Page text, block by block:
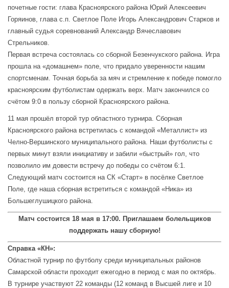
почетные гости: глава Красноярского района Юрий Алексеевич
Горяинов, глава с.п. Светлое Поле Игорь Александрович Старков и
главный судья соревнований Александр Вячеславович
Стрельников.
Первая встреча состоялась со сборной Безенчукского района. Игра
прошла на «домашнем» поле, что придало уверенности нашим
спортсменам. Точная борьба за мяч и стремление к победе помогло
красноярским футболистам одержать верх. Матч закончился со
счётом 9:0 в пользу сборной Красноярского района.
11 мая прошёл второй тур областного турнира. Сборная
Красноярского района встретилась с командой «Металлист» из
Челно-Вершинского муниципального района. Наши футболисты с
первых минут взяли инициативу и забили «быстрый» гол, что
позволило им довести встречу до победы со счётом 6:1.
Следующий матч состоится на СК «Старт» в посёлке Светлое
Поле, где наша сборная встретиться с командой «Ника» из
Большеглушицкого района.
Матч состоится 18 мая в 17:00. Приглашаем болельщиков
поддержать нашу сборную!
Справка «КН»:
Областной турнир по футболу среди муниципальных районов
Самарской области проходит ежегодно в период с мая по октябрь.
В турнире участвуют 22 команды (12 команд в Высшей лиге и 10